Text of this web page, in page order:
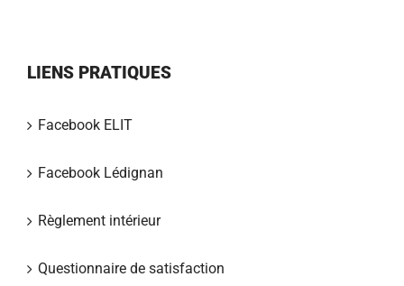
LIENS PRATIQUES
Facebook ELIT
Facebook Lédignan
Règlement intérieur
Questionnaire de satisfaction